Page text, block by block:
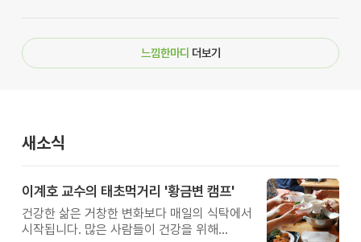
느낌한마디 더보기
새소식
이계호 교수의 태초먹거리 '황금변 캠프'
건강한 삶은 거창한 변화보다 매일의 식탁에서
시작됩니다. 많은 사람들이 건강을 위해